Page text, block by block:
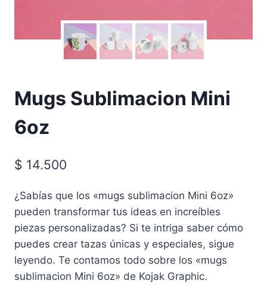
Mugs Sublimacion Mini
6oz
$ 14.500
¿Sabías que los «mugs sublimacion Mini 6oz»
pueden transformar tus ideas en increíbles
piezas personalizadas? Si te intriga saber cómo
puedes crear tazas únicas y especiales, sigue
leyendo. Te contamos todo sobre los «mugs
sublimacion Mini 6oz» de Kojak Graphic.